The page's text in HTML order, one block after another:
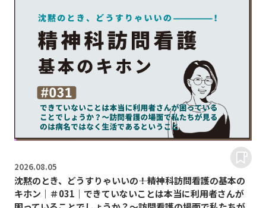
2026.08.05
沈黙のとき、どうすりゃいいの―――！精神科訪問看護の基本の
キホン｜＃031｜できていないことは本当に利用者さんが